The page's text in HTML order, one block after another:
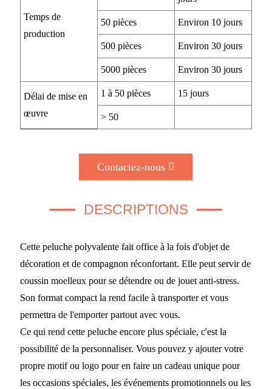
Temps de
production
50 pièces Environ 10 jours
500 pièces Environ 30 jours
5000 pièces Environ 30 jours
Délai de mise en
œuvre
1 à 50 pièces 15 jours
> 50
Contactez-nous
DESCRIPTIONS
Cette peluche polyvalente fait office à la fois d'objet de
décoration et de compagnon réconfortant. Elle peut servir de
coussin moelleux pour se détendre ou de jouet anti-stress.
Son format compact la rend facile à transporter et vous
permettra de l'emporter partout avec vous.
Ce qui rend cette peluche encore plus spéciale, c'est la
possibilité de la personnaliser. Vous pouvez y ajouter votre
propre motif ou logo pour en faire un cadeau unique pour
les occasions spéciales, les événements promotionnels ou les